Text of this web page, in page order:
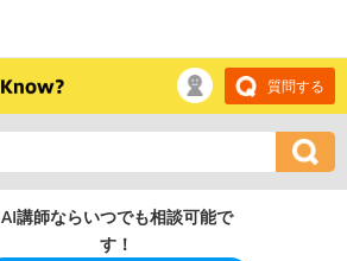
質問する
AI講師ならいつでも相談可能で
す！